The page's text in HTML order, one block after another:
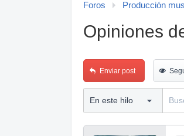
Foros Producción
Opiniones
Enviar post